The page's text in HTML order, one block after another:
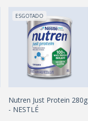
ESGOTADO
Nutren Just Protein 280g
- NESTLÉ